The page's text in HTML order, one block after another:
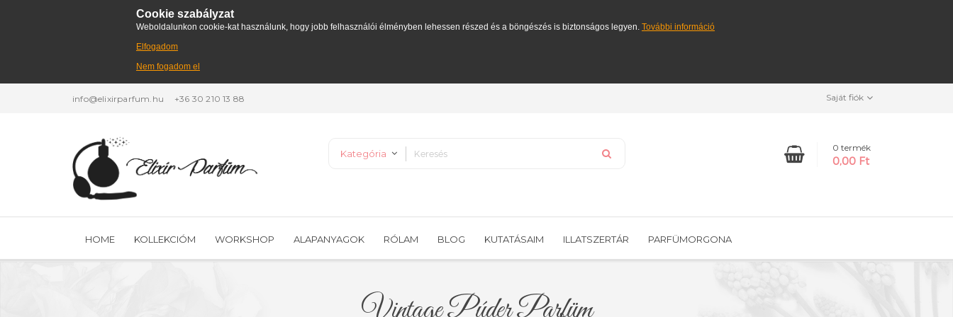
Cookie szabályzat
Weboldalunkon cookie-kat használunk, hogy jobb felhasználói élményben lehessen részed és a böngészés is biztonságos legyen. További információ
Elfogadom
Nem fogadom el
info@elixirparfum.hu +36 30 210 13 88 Saját fiók
Kategória
0 termék
0,00 Ft
HOME KOLLEKCIÓM WORKSHOP ALAPANYAGOK RÓLAM BLOG KUTATÁSAIM ILLATSZERTÁR PARFÜMORGONA